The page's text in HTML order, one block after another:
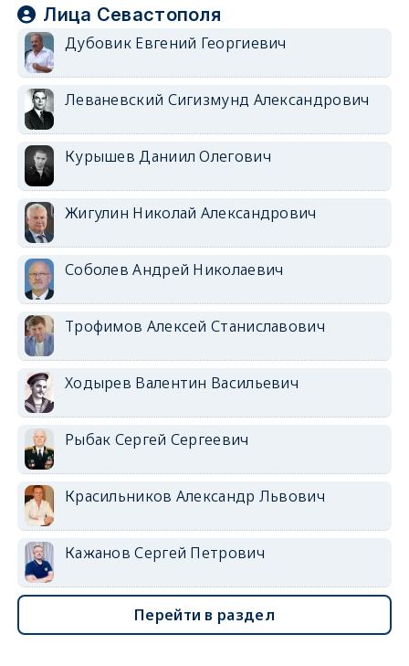
Лица Севастополя
Дубовик Евгений Георгиевич
Леваневский Сигизмунд Александрович
Курышев Даниил Олегович
Жигулин Николай Александрович
Соболев Андрей Николаевич
Трофимов Алексей Станиславович
Ходырев Валентин Васильевич
Рыбак Сергей Сергеевич
Красильников Александр Львович
Кажанов Сергей Петрович
Перейти в раздел